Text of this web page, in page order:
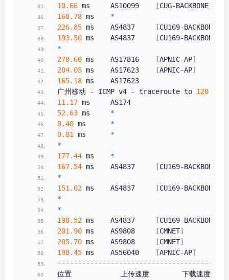
10.66 ms     AS10099 [CUG-BACKBONE]
168.78 ms *
226.85 ms    AS4837 [CU169-BACKBONE
193.50 ms    AS4837 [CU169-BACKBONE
*
270.60 ms    AS17816 [APNIC-AP]
204.05 ms    AS17623 [APNIC-AP]
165.18 ms    AS17623                       中
广州移动 - ICMP v4 - traceroute to 120.196
11.17 ms     AS174                         美
52.63 ms *
0.40 ms *
0.81
ms *
*
177.44 ms *
167.54 ms    AS4837 [CU169-BACKBONE
*
151.62 ms    AS4837 [CU169-BACKBONE
*
*
198.52 ms    AS4837 [CU169-BACKBONE
201.90 ms    AS9808 [CMNET]
205.70 ms    AS9808 [CMNET]
198.45 ms    AS56040 [APNIC-AP]
--------------------------------------就近
位置            上传速度        下载